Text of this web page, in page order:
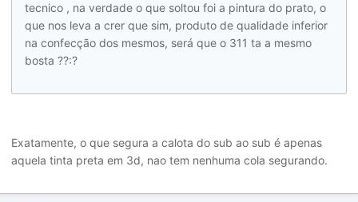
tecnico , na verdade o que soltou foi a pintura do prato, o
que nos leva a crer que sim, produto de qualidade inferior
na confecção dos mesmos, será que o 311 ta a mesmo
bosta ??:?
Exatamente, o que segura a calota do sub ao sub é apenas
aquela tinta preta em 3d, nao tem nenhuma cola segurando.